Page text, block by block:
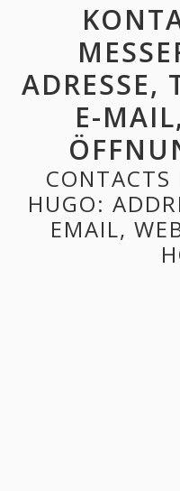
ADRESSE,
E-
CONTACTS
HUGO:
EMAIL,